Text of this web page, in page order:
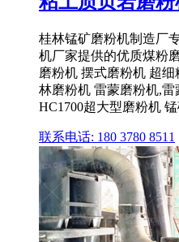
桂林锰矿磨粉机制造厂
机厂家提供的优质煤粉
磨粉机 摆式磨粉机 超
林磨粉机 雷蒙磨粉机,
HC1700超大型磨粉机
联系电话: 180 3780 8511